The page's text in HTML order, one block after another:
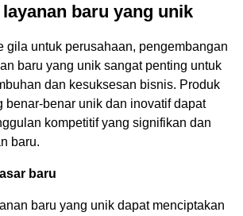
baru yang unik
gila untuk perusahaan, pengembangan
baru yang unik sangat penting untuk
dan kesuksesan bisnis. Produk
benar-benar unik dan inovatif dapat
kompetitif yang signifikan dan
baru.
baru
baru yang unik dapat menciptakan